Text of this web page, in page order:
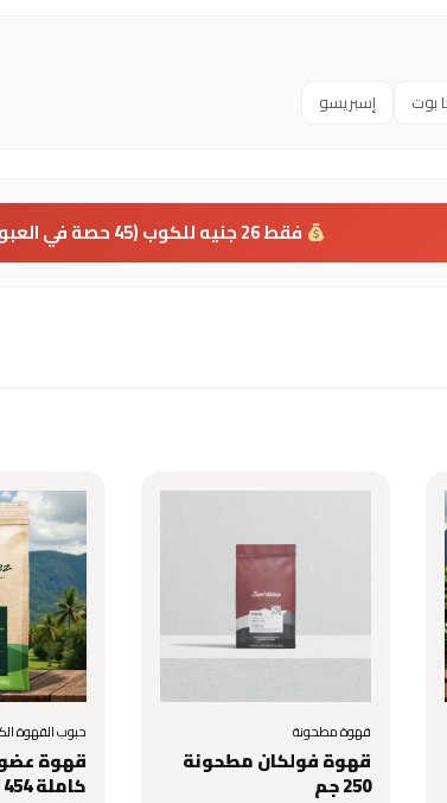
بوت إسبريسو
فقط 26 جنيه للكوب (45 حصة في العبوة)
قهوة مطحونة
قهوة فولكان مطحونة
250 جم
حبوب القهوة
قهوة
كاملة 454 جم